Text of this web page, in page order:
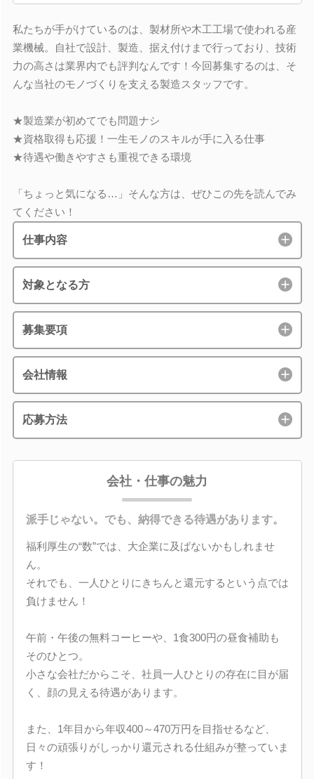
私たちが手がけているのは、製材所や木工工場で使われる産
業機械。自社で設計、製造、据え付けまで行っており、技術
力の高さは業界内でも評判なんです！今回募集するのは、そ
んな当社のモノづくりを支える製造スタッフです。
★製造業が初めてでも問題ナシ
★資格取得も応援！一生モノのスキルが手に入る仕事
★待遇や働きやすさも重視できる環境
「ちょっと気になる…」そんな方は、ぜひこの先を読んでみ
てください！
仕事内容
対象となる方
募集要項
会社情報
応募方法
会社・仕事の魅力
派手じゃない。でも、納得できる待遇があります。
福利厚生の“数”では、大企業に及ばないかもしれませ
ん。
それでも、一人ひとりにきちんと還元するという点では
負けません！
午前・午後の無料コーヒーや、1食300円の昼食補助も
そのひとつ。
小さな会社だからこそ、社員一人ひとりの存在に目が届
く、顔の見える待遇があります。
また、1年目から年収400～470万円を目指せるなど、
日々の頑張りがしっかり還元される仕組みが整っていま
す！